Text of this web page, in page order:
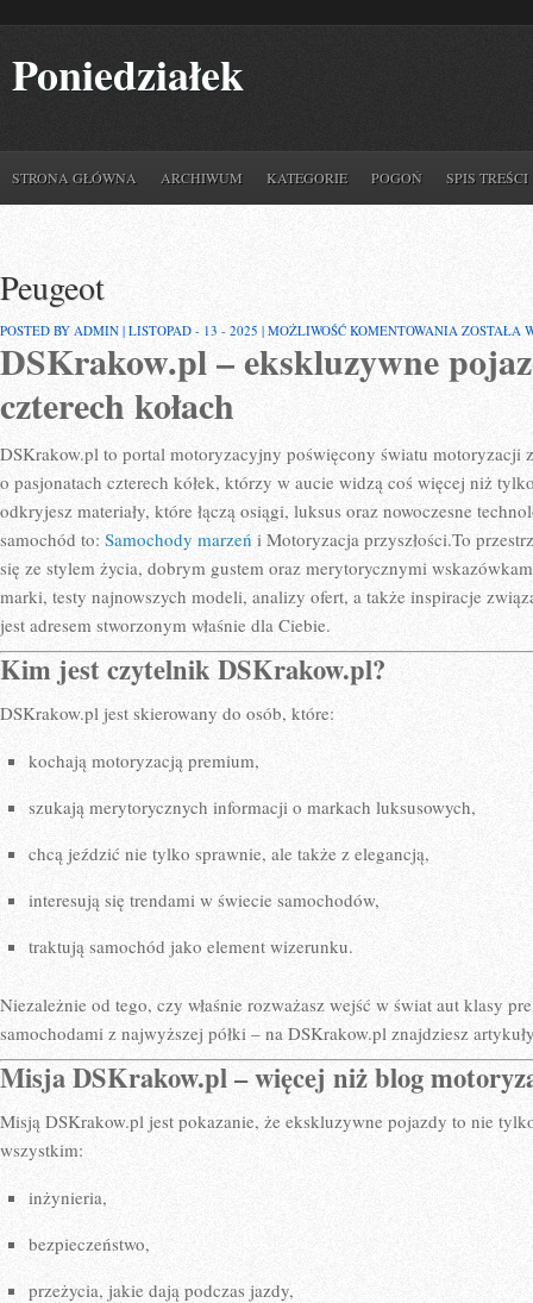
Poniedziałek
STRONA GŁÓWNA ARCHIWUM KATEGORIE POGOŃ SPIS TREŚCI
Peugeot
POSTED BY ADMIN | LISTOPAD - 13 - 2025 | MOŻLIWOŚĆ KOMENTOWANIA PEUGEOT
ZOSTAŁA
DSKrakow.pl – ekskluzywne
czterech kołach
DSKrakow.pl to portal motoryzacyjny poświęcony światu motoryzacji
o pasjonatach czterech kółek, którzy w aucie widzą coś więcej niż
odkryjesz materiały, które łączą osiągi, luksus oraz nowoczesne
samochód to: Samochody marzeń i Motoryzacja przyszłości.To
się ze stylem życia, dobrym gustem oraz merytorycznymi
marki, testy najnowszych modeli, analizy ofert, a także inspiracje
jest adresem stworzonym właśnie dla Ciebie.
Kim jest czytelnik DSKrakow.pl?
DSKrakow.pl jest skierowany do osób, które:
kochają motoryzacją premium,
szukają merytorycznych informacji o markach luksusowych,
chcą jeździć nie tylko sprawnie, ale także z elegancją,
interesują się trendami w świecie samochodów,
traktują samochód jako element wizerunku.
Niezależnie od tego, czy właśnie rozważasz wejść w świat aut klasy
samochodami z najwyższej półki – na DSKrakow.pl znajdziesz
Misja DSKrakow.pl – więcej niż blog
Misją DSKrakow.pl jest pokazanie, że ekskluzywne pojazdy to nie
wszystkim:
inżynieria,
bezpieczeństwo,
przeżycia, jakie dają podczas jazdy,